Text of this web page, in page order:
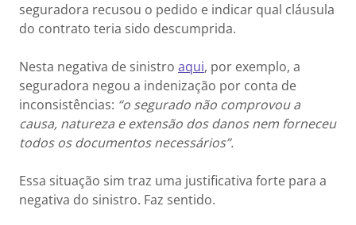
seguradora recusou o pedido e indicar qual cláusula
do contrato teria sido descumprida.
Nesta negativa de sinistro aqui, por exemplo, a
seguradora negou a indenização por conta de
inconsistências: “o segurado não comprovou a
causa, natureza e extensão dos danos nem forneceu
todos os documentos necessários”.
Essa situação sim traz uma justificativa forte para a
negativa do sinistro. Faz sentido.